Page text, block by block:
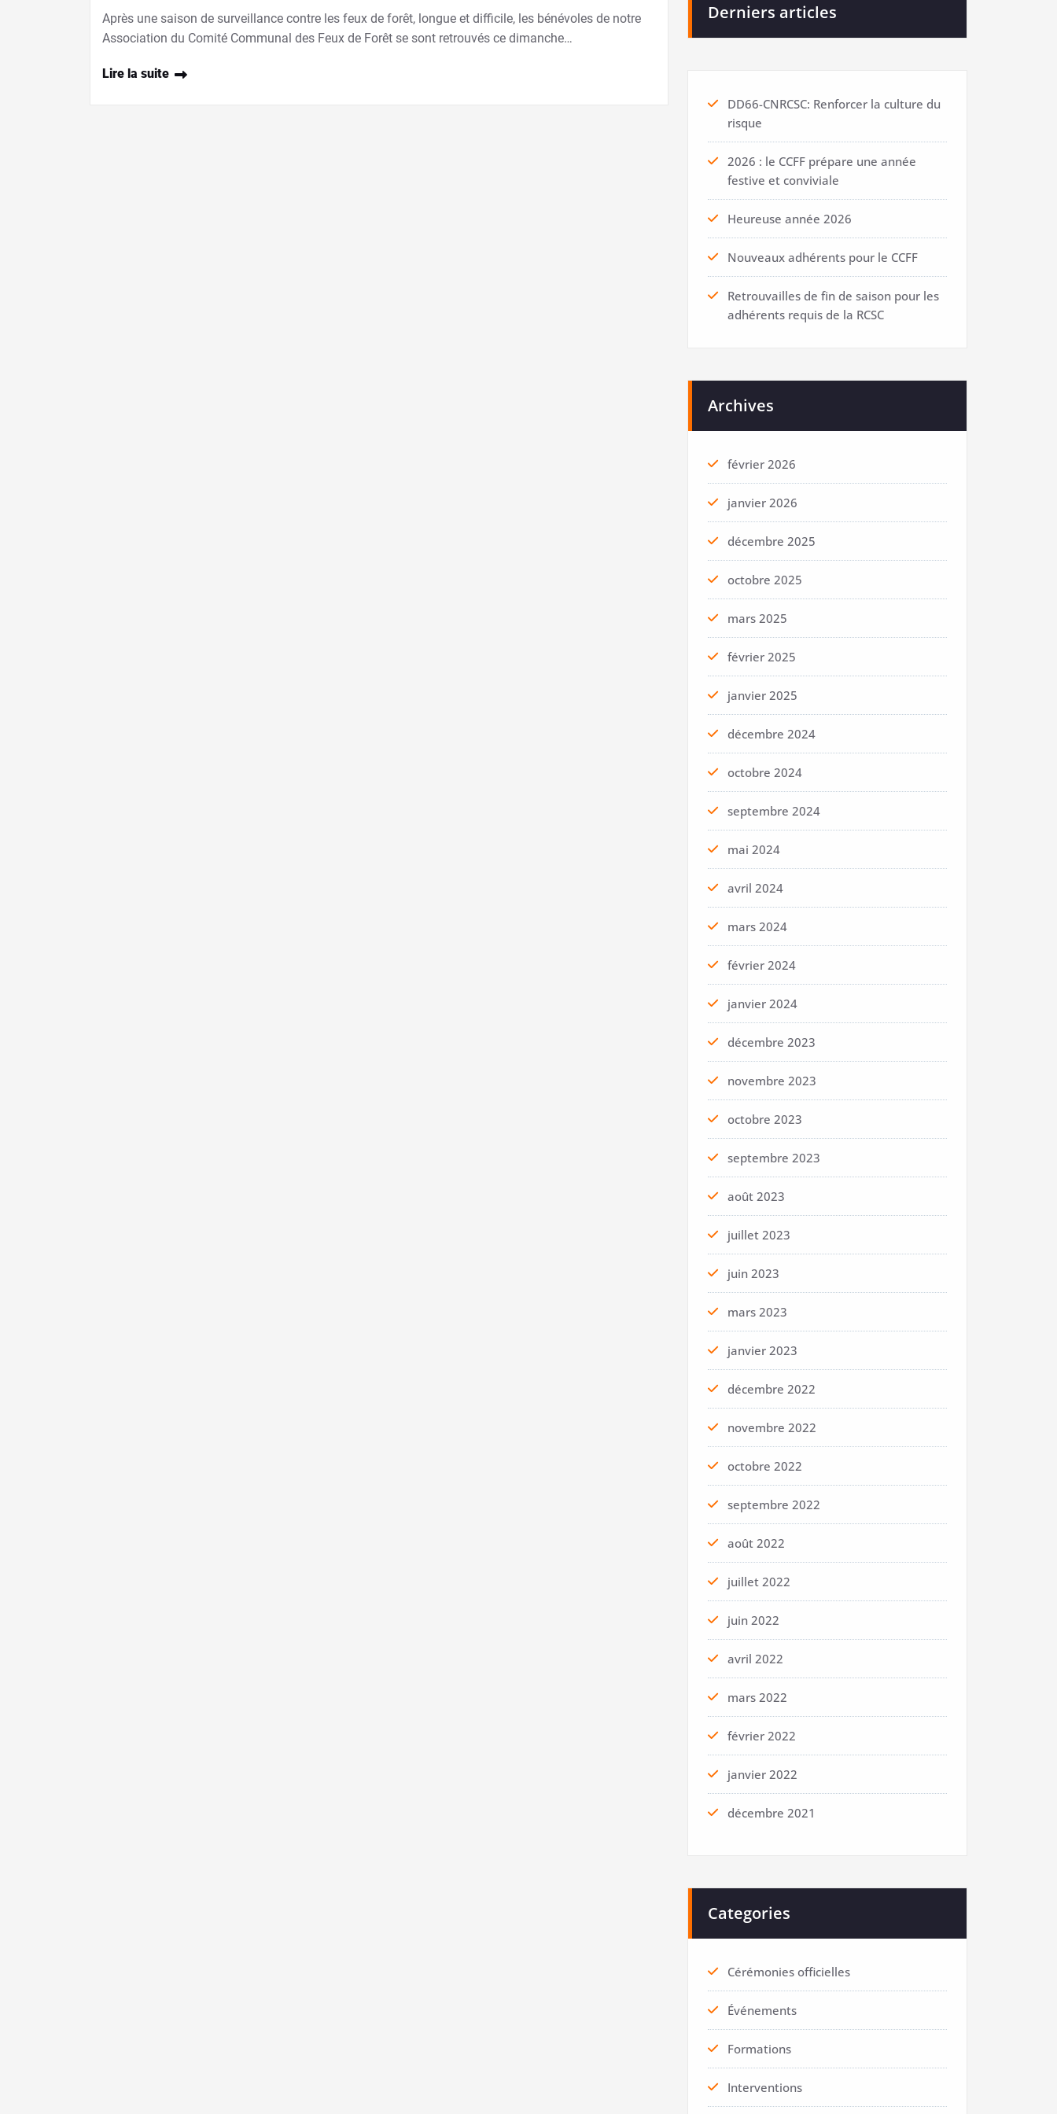
Après une saison de surveillance contre les feux de forêt, longue et difficile, les bénévoles de notre
Association du Comité Communal des Feux de Forêt se sont retrouvés ce dimanche…
Lire la suite
Derniers articles
DD66-CNRCSC: Renforcer la culture du
risque
2026 : le CCFF prépare une année
festive et conviviale
Heureuse année 2026
Nouveaux adhérents pour le CCFF
Retrouvailles de fin de saison pour les
adhérents requis de la RCSC
Archives
février 2026
janvier 2026
décembre 2025
octobre 2025
mars 2025
février 2025
janvier 2025
décembre 2024
octobre 2024
septembre 2024
mai 2024
avril 2024
mars 2024
février 2024
janvier 2024
décembre 2023
novembre 2023
octobre 2023
septembre 2023
août 2023
juillet 2023
juin 2023
mars 2023
janvier 2023
décembre 2022
novembre 2022
octobre 2022
septembre 2022
août 2022
juillet 2022
juin 2022
avril 2022
mars 2022
février 2022
janvier 2022
décembre 2021
Categories
Cérémonies officielles
Événements
Formations
Interventions